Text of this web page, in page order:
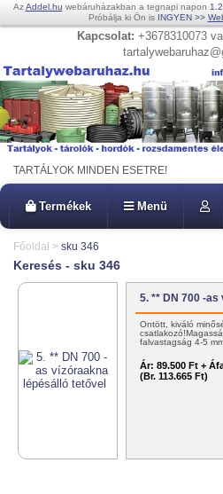
AzAddel.hu webáruházakban a tegnapi napon
Próbálja ki Ön is INGYEN >>
Kapcsolat: +3678310073
TARTÁLYOK MINDEN ESETRE!
Termékek Menü
Főoldal > sku 346
Keresés - sku 346
5. ** DN 700 -
Öntött, kiváló
falvastagság 4-5
Ár: 89.500 Ft +
(Br. 113.665 Ft)